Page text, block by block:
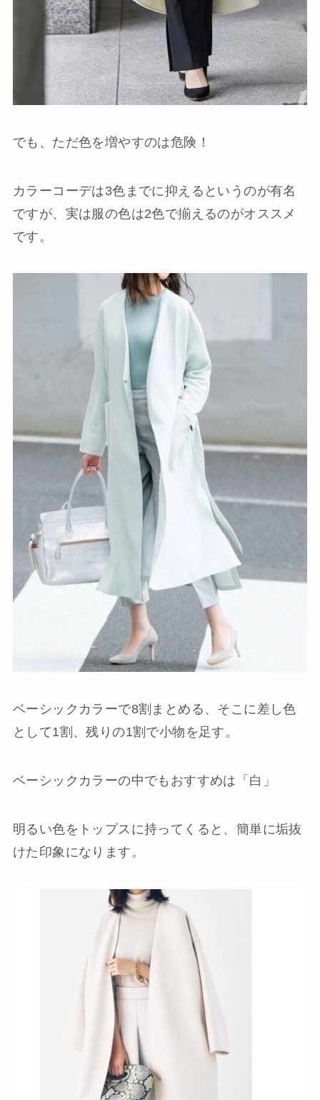
でも、ただ色を増やすのは危険！
カラーコーデは3色までに抑えるというのが有名
ですが、実は服の色は2色で揃えるのがオススメ
です。
ベーシックカラーで8割まとめる、そこに差し色
として1割、残りの1割で小物を足す。
ベーシックカラーの中でもおすすめは「白」
明るい色をトップスに持ってくると、簡単に垢抜
けた印象になります。